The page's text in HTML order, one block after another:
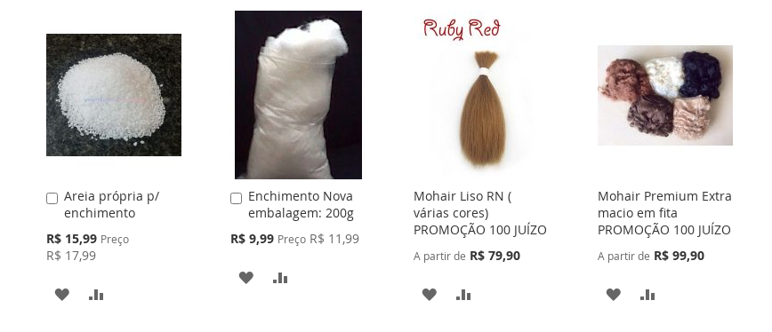
Areia própria p/
enchimento
Preço
Especial
R$ 15,99 Preço
R$ 17,99
Adicionar
ao
Carrinho
ADICIONAR
Enchimento Nova
embalagem: 200g
Preço
R$ 9,99 Preço R$ 11,99
Adicionar
ao
Carrinho
ADICIONAR
Mohair Liso RN (
várias cores)
PROMOÇÃO 100 JUÍZO
A partir de R$ 79,90
ADICIONAR
Mohair Premium Extra
macio em fita
PROMOÇÃO 100 JUÍZO
A partir de R$ 99,90
ADICIONAR